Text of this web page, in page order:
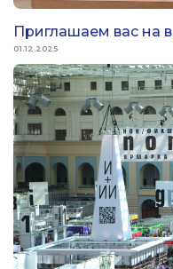
Приглашаем вас на
01.12.2025